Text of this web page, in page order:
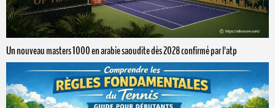
Un nouveau masters 1000 en arabie saoudite dès 2028 confirmé par l'atp